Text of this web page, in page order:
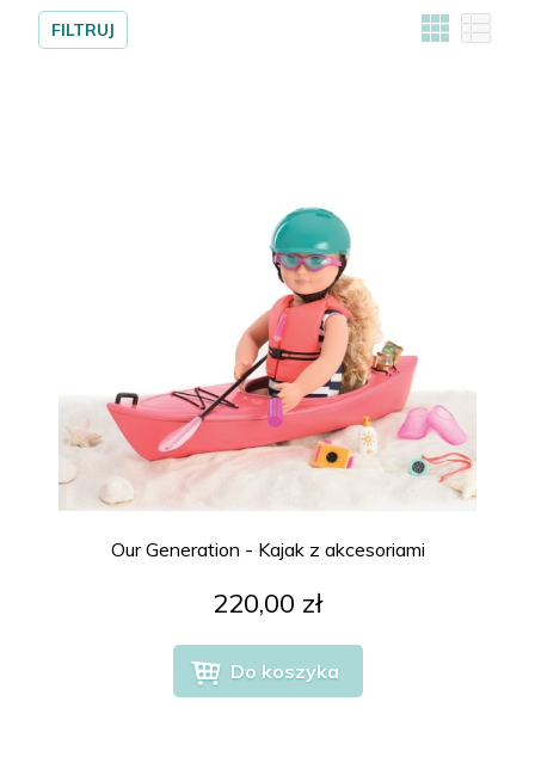
FILTRUJ
Our Generation - Kajak z akcesoriami
220,00 zł
Do koszyka